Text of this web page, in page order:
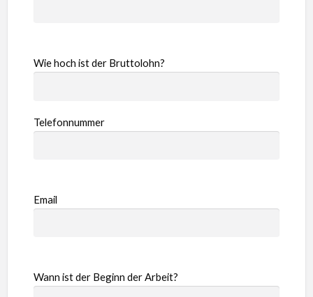
Wie hoch ist der Bruttolohn?
Telefonnummer
Email
Wann ist der Beginn der Arbeit?